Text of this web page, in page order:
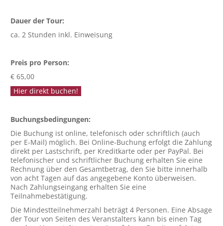
Dauer der Tour:
ca. 2 Stunden inkl. Einweisung
Preis pro Person:
€ 65,00
Hier direkt buchen!
Buchungsbedingungen:
Die Buchung ist online, telefonisch oder schriftlich (auch
per E-Mail) möglich. Bei Online-Buchung erfolgt die Zahlung
direkt per Lastschrift, per Kreditkarte oder per PayPal. Bei
telefonischer und schriftlicher Buchung erhalten Sie eine
Rechnung über den Gesamtbetrag, den Sie bitte innerhalb
von acht Tagen auf das angegebene Konto überweisen.
Nach Zahlungseingang erhalten Sie eine
Teilnahmebestätigung.
Die Mindestteilnehmerzahl beträgt 4 Personen. Eine Absage
der Tour von Seiten des Veranstalters kann bis einen Tag